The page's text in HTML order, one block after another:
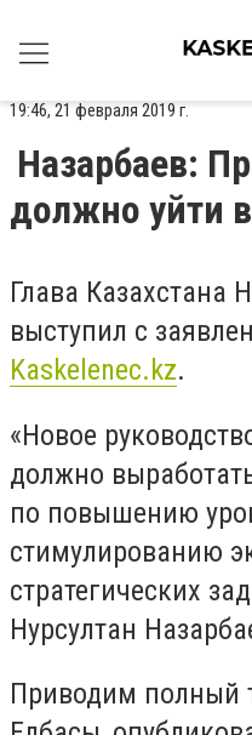
19:46, 21 февраля 2019 г.
Назарбаев:
должно уйти
Глава Казахстана
выступил с
Kaskelenec.kz.
«Новое
должно
по повышению
стимулированию
стратегических
Нурсултан
Приводим полный